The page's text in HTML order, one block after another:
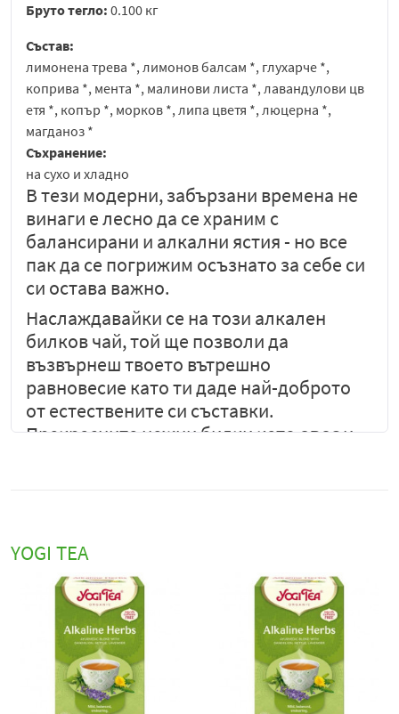
Бруто тегло: 0.100 кг
Състав:
лимонена трева *, лимонов балсам *, глухарче *,
коприва *, мента *, малинови листа *, лавандулови цв
етя *, копър *, морков *, липа цветя *, люцерна *,
магданоз *
Съхранение:
на сухо и хладно
В тези модерни, забързани времена не
винаги е лесно да се храним с
балансирани и алкални ястия - но все
пак да се погрижим осъзнато за себе си
си остава важно.
Наслаждавайки се на този алкален
билков чай, той ще позволи да
възвърнеш твоето вътрешно
равновесие като ти даде най-доброто
от естествените си съставки.
Прекрасните нежни билки катоовеси
Този чай в две думи: 'Нежно в хармония'
Съставки: лимонена трева *, лимонов
балсам *, глухарче *, коприва *, мента *,
малинови листа *, лавандулови цветя *,
копър *, морков *, липа цветя *, люцерна
*, магданоз *
YOGI TEA